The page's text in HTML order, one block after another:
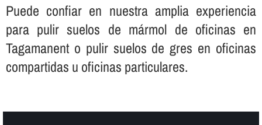
Puede confiar en nuestra amplia experiencia
para pulir suelos de mármol de oficinas en
Tagamanent o pulir suelos de gres en oficinas
compartidas u oficinas particulares.